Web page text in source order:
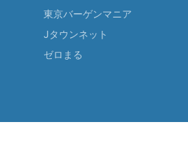
東京バーゲンマニア
Jタウンネット
ゼロまる